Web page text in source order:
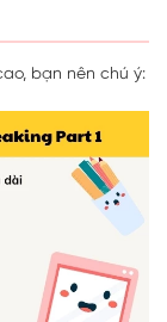
bạn nên chú ý: